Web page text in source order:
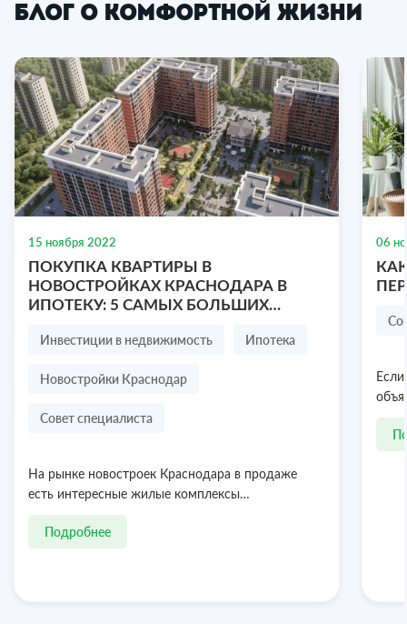
Участок 2,7 га в Симферопольском районе
село Новоандреевка, Симферопольский район,
Республика Крым
277 соток
Блог о комфортной жизни
15 ноября 2022
ПОКУПКА КВАРТИРЫ В
НОВОСТРОЙКАХ КРАСНОДАРА В
ИПОТЕКУ: 5 САМЫХ БОЛЬШИХ
Инвестиции в недвижимость
Ипотека
Новостройки Краснодар
Совет специалиста
На рынке новостроек Краснодара в продаже
есть интересные жилые комплексы…
Подробнее
06